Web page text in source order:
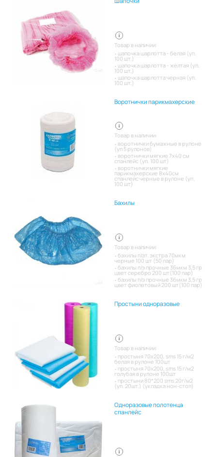
Товар в наличии:
шапочка шарлотта - белая (уп.
100 шт.)
шапочка шарлотта - желтая (уп.
100 шт.)
шапочка шарлотта черная (уп.
100 шт.)
Воротнички парикмахерские
Товар в наличии:
воротнички бумажные в рулоне
(уп 5 рулонов)
воротнички мягкие 7х40 см
спанлейс (уп. 100 шт)
воротнички мягкие
парикмахерские 8х40см
спанлейс черные в рулоне (уп.
100 шт)
Бахилы
Товар в наличии:
бахилы п/эт. экстра 70мкм
черные 100 шт (50 пар)
бахилы п/э прочные 36мкм 3,5 гр
цвет серебро 200 шт(100 пар)
бахилы п/э прочные 36мкм 3,5 гр
цвет фиолетовый 200 шт(100 пар)
Простыни одноразовые
Товар в наличии:
простыня 70х200, sms 15 г/м2
белая в рулоне 100шт
простыня 70х200, sms 15 г/м2
голубая в рулоне 100шт
простыни 80*200 sms 20г/м2
(уп. 20шт.) (укладка нон-стоп)
Одноразовые полотенца
спанлейс